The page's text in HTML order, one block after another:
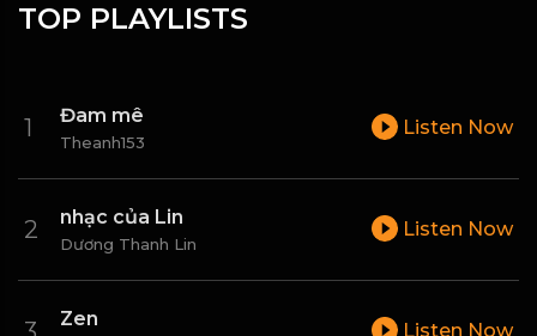
TOP PLAYLISTS
Đam mê
Theanh153
Listen Now
nhạc của Lin
Dương Thanh Lin
Listen Now
Zen
Listen Now